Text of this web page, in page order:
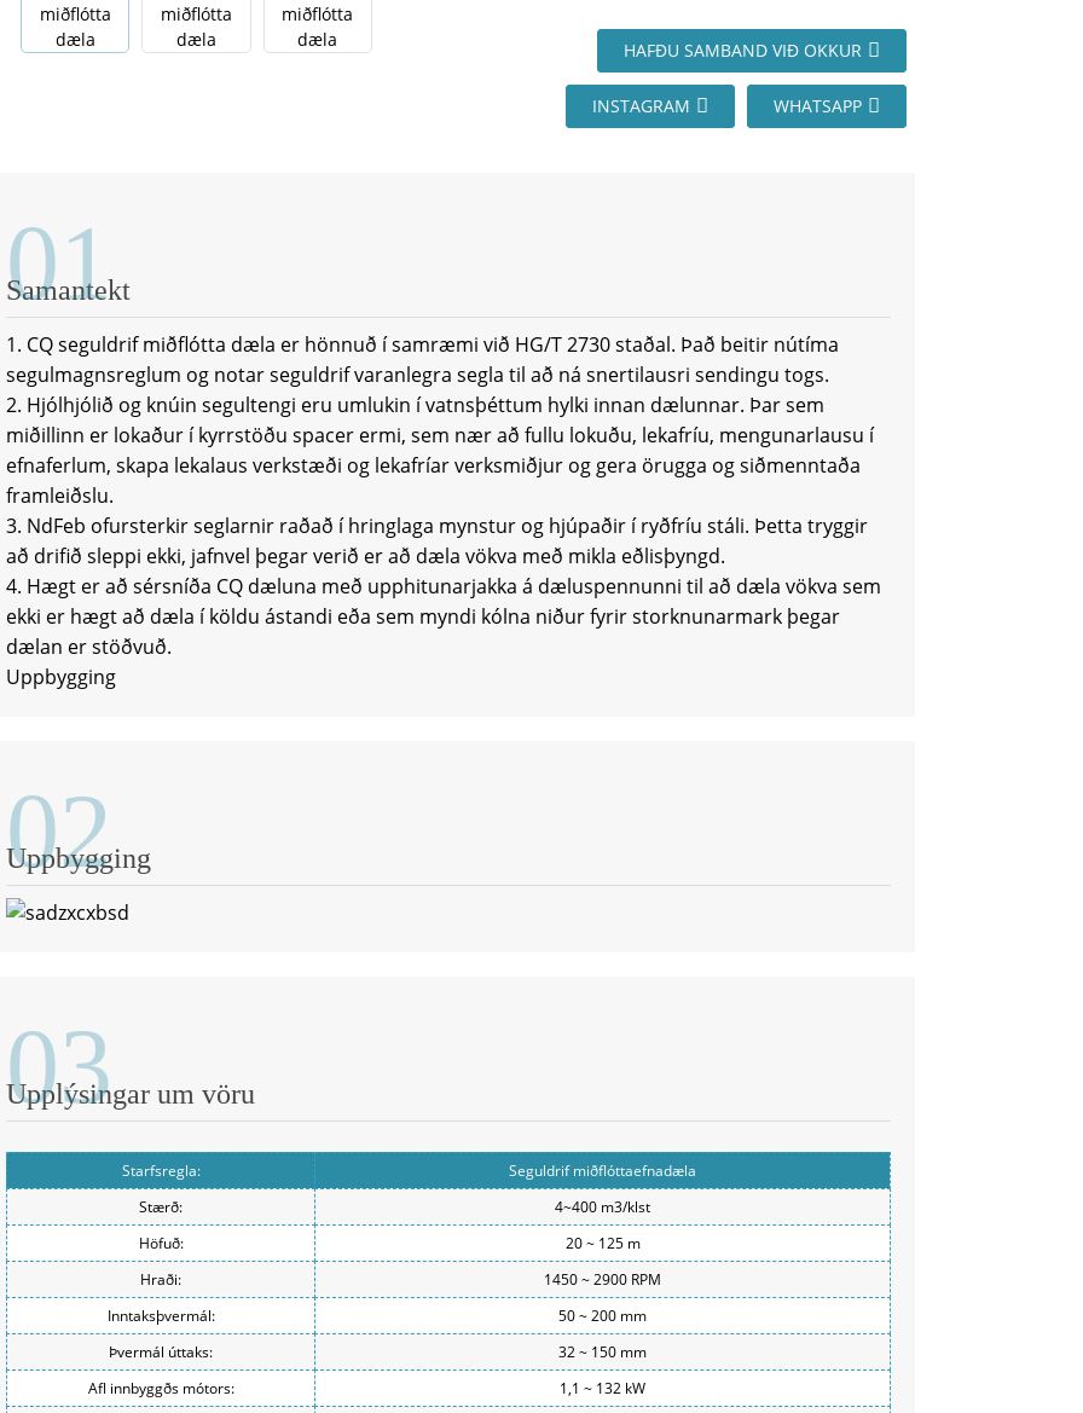
HAFÐU SAMBAND VIÐ OKKUR
INSTAGRAM WHATSAPP
01
Samantekt
1. CQ seguldrif miðflótta dæla er hönnuð í samræmi við HG/T 2730 staðal. Það beitir nútíma
segulmagnsreglum og notar seguldrif varanlegra segla til að ná snertilausri sendingu togs.
2. Hjólhjólið og knúin segultengi eru umlukin í vatnsþéttum hylki innan dælunnar. Þar sem
miðillinn er lokaður í kyrrstöðu spacer ermi, sem nær að fullu lokuðu, lekafríu, mengunarlausu í
efnaferlum, skapa lekalaus verkstæði og lekafríar verksmiðjur og gera örugga og siðmenntaða
framleiðslu.
3. NdFeb ofursterkir seglarnir raðað í hringlaga mynstur og hjúpaðir í ryðfríu stáli. Þetta tryggir
að drifið sleppi ekki, jafnvel þegar verið er að dæla vökva með mikla eðlisþyngd.
4. Hægt er að sérsníða CQ dæluna með upphitunarjakka á dæluspennunni til að dæla vökva sem
ekki er hægt að dæla í köldu ástandi eða sem myndi kólna niður fyrir storknunarmark þegar
dælan er stöðvuð.
Uppbygging
02
Uppbygging
03
Upplýsingar um vöru
Starfsregla:
Seguldrif miðflóttaefnadæla
Stærð:
4~400 m3/klst
Höfuð:
20 ~ 125 m
Hraði:
1450 ~ 2900 RPM
Inntaksþvermál:
50 ~ 200 mm
Þvermál úttaks:
32 ~ 150 mm
Afl innbyggðs mótors:
1,1 ~ 132 kW